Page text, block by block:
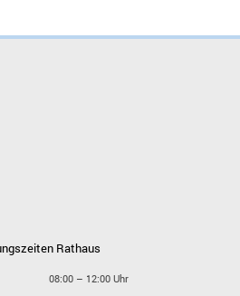
Rathaus
08:00 – 12:00 Uhr